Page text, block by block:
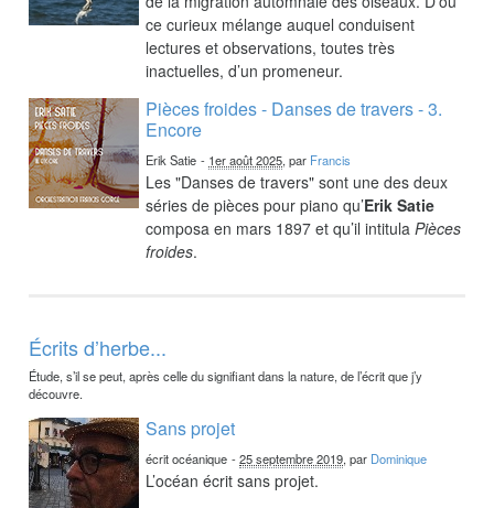
ce curieux mélange auquel conduisent
lectures et observations, toutes très
inactuelles, d’un promeneur.
Pièces froides - Danses de travers - 3.
Encore
Erik Satie - 1er août 2025, par Francis
Les "Danses de travers" sont une des deux
séries de pièces pour piano qu’Erik Satie
composa en mars 1897 et qu’il intitulaPièces
froides.
Écrits d’herbe...
Étude, s’il se peut, après celle du signifiant dans la nature, de l’écrit que j’y
découvre.
Sans projet
écrit océanique -25 septembre 2019, par Dominique
L’océan écrit sans projet.